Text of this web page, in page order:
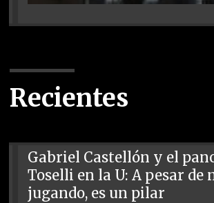
Recientes
Gabriel Castellón y el
Toselli en la U: A pesar de
jugando, es un pilar